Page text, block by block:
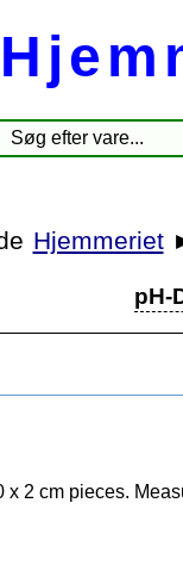
Hjemmeriet
pH-
x 2 cm pieces.